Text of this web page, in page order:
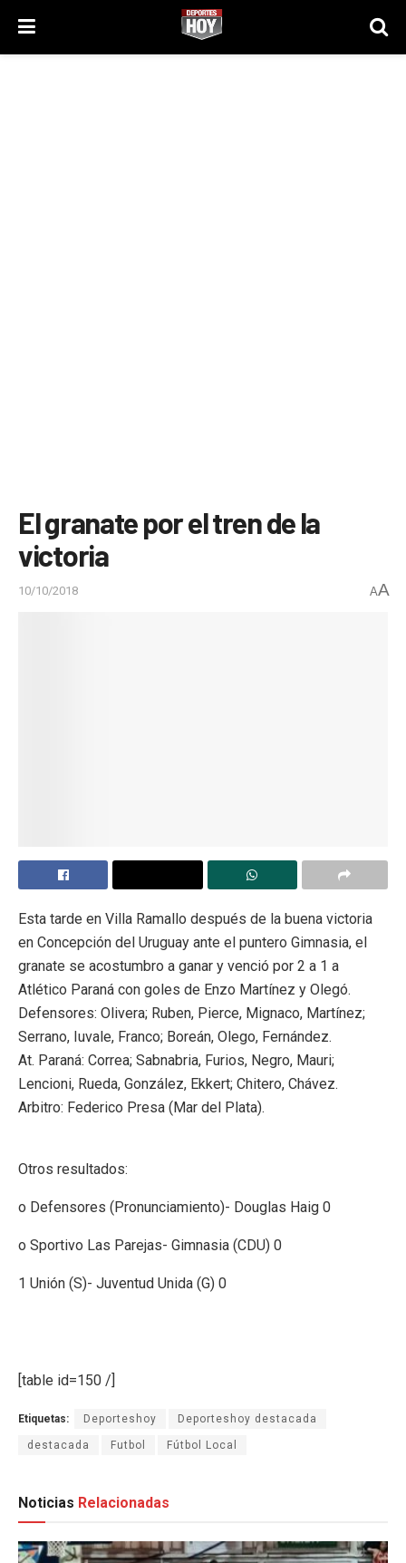
El granate por el tren de la
victoria
10/10/2018 AA
Esta tarde en Villa Ramallo después de la buena victoria
en Concepción del Uruguay ante el puntero Gimnasia, el
granate se acostumbro a ganar y venció por 2 a 1 a
Atlético Paraná con goles de Enzo Martínez y Olegó.
Defensores: Olivera; Ruben, Pierce, Mignaco, Martínez;
Serrano, Iuvale, Franco; Boreán, Olego, Fernández.
At. Paraná: Correa; Sabnabria, Furios, Negro, Mauri;
Lencioni, Rueda, González, Ekkert; Chitero, Chávez.
Arbitro: Federico Presa (Mar del Plata).
Otros resultados:
o Defensores (Pronunciamiento)- Douglas Haig 0
o Sportivo Las Parejas- Gimnasia (CDU) 0
1 Unión (S)- Juventud Unida (G) 0
[table id=150 /]
Etiquetas: Deporteshoy Deporteshoy destacada
destacada Futbol Fútbol Local
Noticias Relacionadas